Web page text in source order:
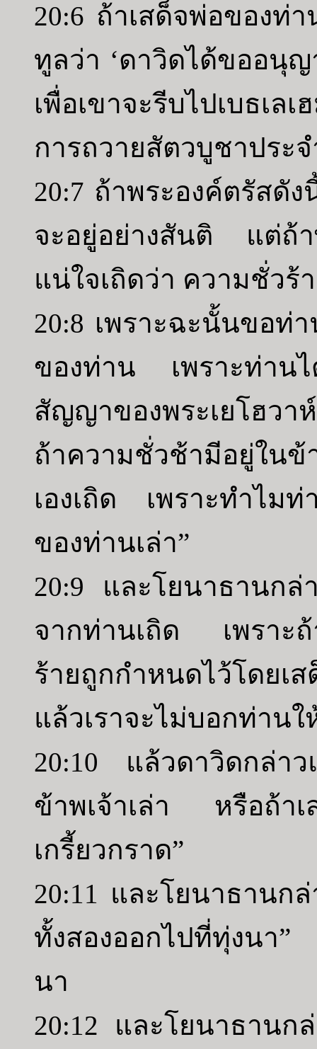
20:6 ถ้าเสด็จพ่อของท่
ทูลว่า ‘ดาวิดได้ขออนุญ
เพื่อเขาจะรีบไปเบธเ
การถวายสัตวบูชาประ
20:7 ถ้าพระองค์ตรัสดั
จะอยู่อย่างสันติ แต่ถ้
แน่ใจเถิดว่า ความชั่วร้
20:8 เพราะฉะนั้นขอท่
ของท่าน เพราะท่านไ
สัญญาของพระเยโฮวา
ถ้าความชั่วช้ามีอยู่ในข้
เองเถิด เพราะทำไมท่
ของท่านเล่า”
20:9 และโยนาธานกล่
จากท่านเถิด เพราะถ้
ร้ายถูกกำหนดไว้โดยเ
แล้วเราจะไม่บอกท่านใ
20:10 แล้วดาวิดกล่า
ข้าพเจ้าเล่า หรือถ้าเ
เกรี้ยวกราด”
20:11 และโยนาธานก
ทั้งสองออกไปที่ทุ่งนา”
นา
20:12 และโยนาธานก